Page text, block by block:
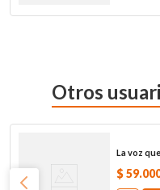
Otros
La voz
$ 59.